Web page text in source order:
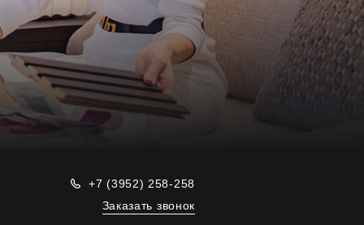
+7 (3952) 258-258
Заказать звонок